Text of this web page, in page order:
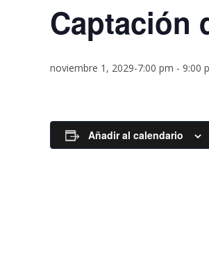
Captación
noviembre 1, 2029-7:00 pm - 9:00
Añadir al calendario